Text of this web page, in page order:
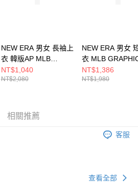
NEW ERA 男女 長袖上
衣 韓版AP MLB
COLOR BLOCK TL43
紐約洋基
NT$1,040
NT$2,080
NEW ERA 男女
衣 MLB
CAPSULE 紐約
NE14500123
NT$1,386
NT$1,980
相關推薦
客服
查看全部